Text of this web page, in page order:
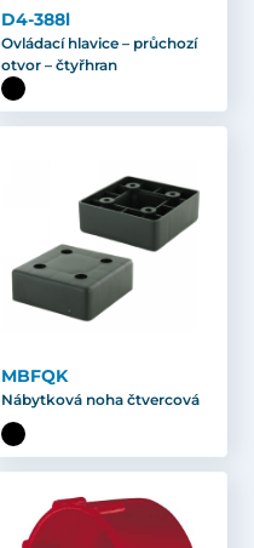
D4-388l
Ovládací hlavice – průchozí
otvor – čtyřhran
MBFQK
Nábytková noha čtvercová